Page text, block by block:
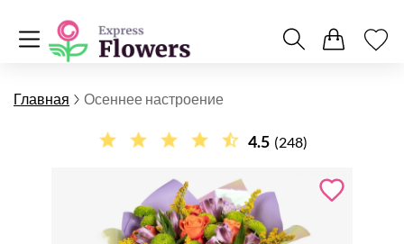
Главная Осеннее настроение
4.5 (248)